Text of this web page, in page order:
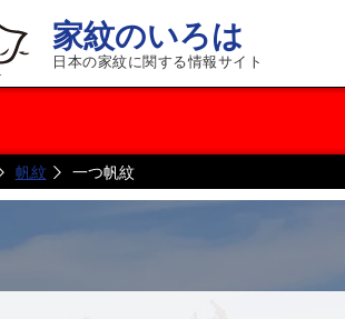
家紋のいろは
日本の家紋に関する情報サイト
帆紋 一つ帆紋